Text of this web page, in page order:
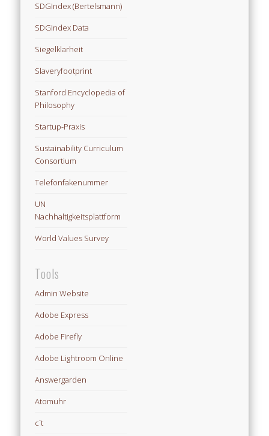
SDGIndex (Bertelsmann)
SDGIndex Data
Siegelklarheit
Slaveryfootprint
Stanford Encyclopedia of
Philosophy
Startup-Praxis
Sustainability Curriculum
Consortium
Telefonfakenummer
UN
Nachhaltigkeitsplattform
World Values Survey
Tools
Admin Website
Adobe Express
Adobe Firefly
Adobe Lightroom Online
Answergarden
Atomuhr
c´t